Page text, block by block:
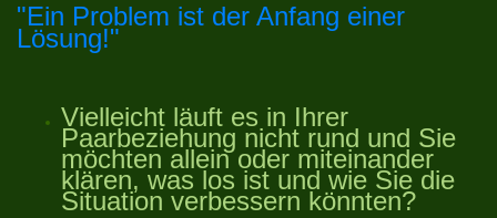
"Ein Problem ist der Anfang einer
Lösung!"
Vielleicht läuft es in Ihrer
Paarbeziehung nicht rund und Sie
möchten allein oder miteinander
klären, was los ist und wie Sie die
Situation verbessern könnten?